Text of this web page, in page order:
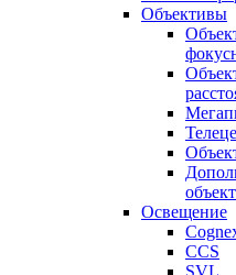
Объективы
Освещение
CCS
SVL